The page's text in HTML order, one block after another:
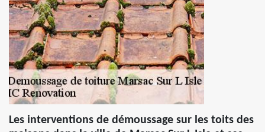
Les interventions de démoussage sur les toits des